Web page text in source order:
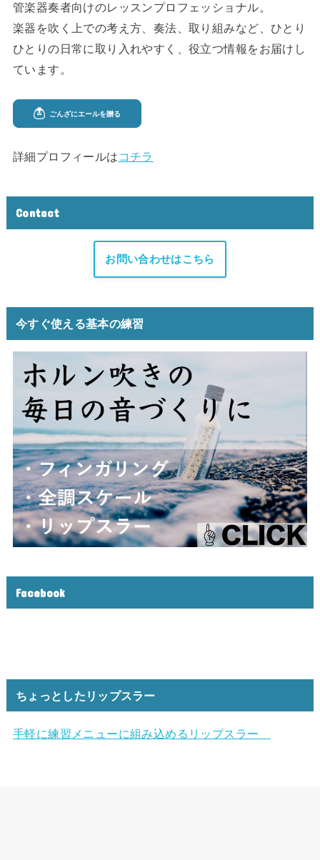
管楽器奏者向けのレッスンプロフェッショナル。
楽器を吹く上での考え方、奏法、取り組みなど、ひとり
ひとりの日常に取り入れやすく、役立つ情報をお届けし
ています。
詳細プロフィールは コチラ
Contact
お問い合わせはこちら
今すぐ使える基本の練習
Facebook
ちょっとしたリップスラー
手軽に練習メニューに組み込めるリップスラー